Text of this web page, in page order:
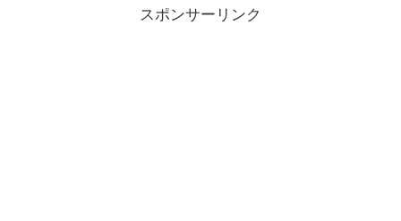
スポンサーリンク